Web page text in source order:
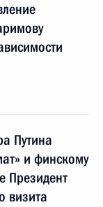
Путина
и финскому
Президент
визита